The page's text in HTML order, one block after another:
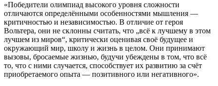
«Победители олимпиад высокого уровня сложности
отличаются определёнными особенностями мышления —
критичностью и независимостью. В отличие от героя
Вольтера, они не склонны считать, что „всё к лучшему в этом
лучшем из миров“, критически оценивая своё будущее и
окружающий мир, школу и жизнь в целом. Они принимают
вызовы, бросаемые жизнью, будучи убеждены в том, что всё
то, что с ними случается, способствует их развитию за счёт
приобретаемого опыта — позитивного или негативного».